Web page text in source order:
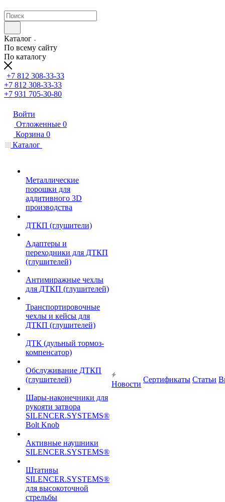
Каталог
По всему сайту
По каталогу
+7 812 308-33-33
+7 812 308-33-33
+7 931 705-30-80
Войти
Отложенные 0
Корзина 0
Каталог
Металлические
порошки для
аддитивного 3D
производства
ДТКП (глушители)
Адаптеры и
переходники для ДТКП
(глушителей)
Антимиражные чехлы
для ДТКП (глушителей)
Транспортировочные
чехлы и кейсы для
ДТКП (глушителей)
ДТК (дульный тормоз-
компенсатор)
Обслуживание ДТКП
(глушителей)
Шары-наконечники для
рукояти затвора
SILENCER.SYSTEMS®
Bolt Knob
Активные наушники
SILENCER.SYSTEMS®
Штативы
SILENCER.SYSTEMS®
для высокоточной
стрельбы
Новости
Сертификаты Статьи